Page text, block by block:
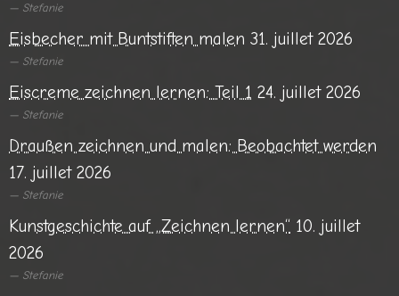
Stefanie
Eisbecher mit Buntstiften malen 31. juillet 2026
Stefanie
Eiscreme zeichnen lernen: Teil 1 24. juillet 2026
Stefanie
Draußen zeichnen und malen: Beobachtet werden
17. juillet 2026
Stefanie
Kunstgeschichte auf „Zeichnen lernen“ 10. juillet
2026
Stefanie